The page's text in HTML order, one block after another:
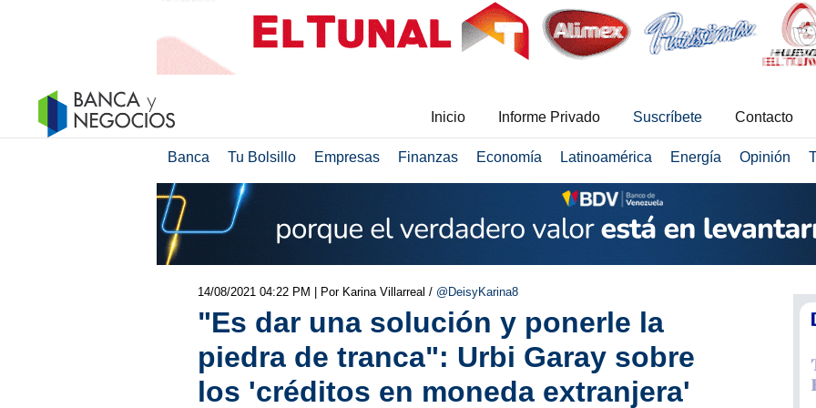
Inicio Informe Privado Suscríbete Contacto
Banca Tu Bolsillo Empresas Finanzas Economía Latinoamérica Energía Opinión
14/08/2021 04:22 PM | Por Karina Villarreal / @DeisyKarina8
"Es dar una solución y ponerle la
piedra de tranca": Urbi Garay sobre
los 'créditos en moneda extranjera'